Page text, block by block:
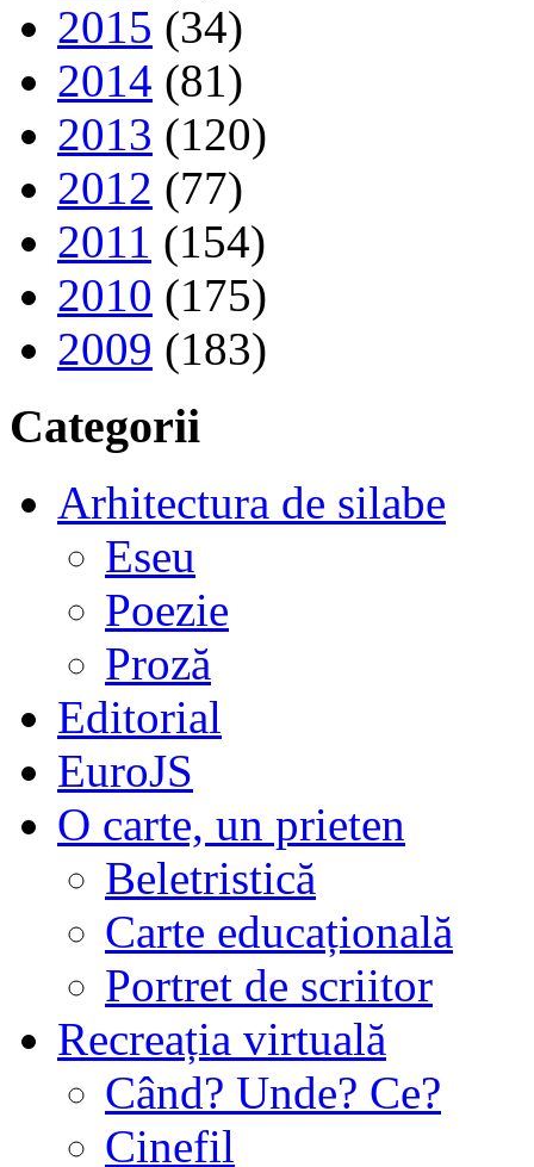
2015 (34)
2014 (81)
2013 (120)
2012 (77)
2011 (154)
2010 (175)
2009 (183)
Categorii
Arhitectura de silabe
Eseu
Poezie
Proză
Editorial
EuroJS
O carte, un prieten
Beletristică
Carte educațională
Portret de scriitor
Recreația virtuală
Când? Unde? Ce?
Cinefil